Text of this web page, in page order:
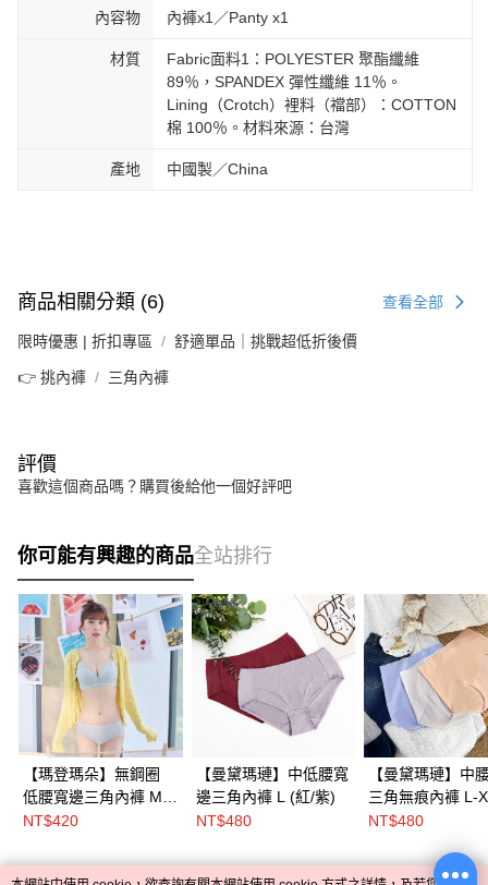
內容物 內褲x1／Panty x1
材質
Fabric面料1：POLYESTER 聚酯纖維
89％，SPANDEX 彈性纖維 11％。
Lining（Crotch）裡料（襠部）：COTTON
棉 100％。材料來源：台灣
產地 中國製／China
商品相關分類 (6) 查看全部
限時優惠 | 折扣專區 舒適單品｜挑戰超低折後價
👉 挑內褲 三角內褲
評價
喜歡這個商品嗎？購買後給他一個好評吧
你可能有興趣的商品全站排行
【瑪登瑪朵】無鋼圈
低腰寬邊三角內褲 M-
XXL(晨曦藍/天然灰/暮
NT$420
【曼黛瑪璉】中低腰寬
邊三角內褲 L (紅/紫)
NT$480
【曼黛瑪璉】中
三角無痕內褲 L-
橘/紫)
NT$480